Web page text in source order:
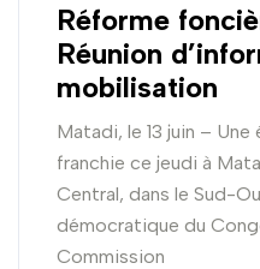
Réforme
Réunion
mobilisation
Matadi, le 13 juin –
franchie ce jeudi à
Central, dans le Sud-
démocratique du
Commission